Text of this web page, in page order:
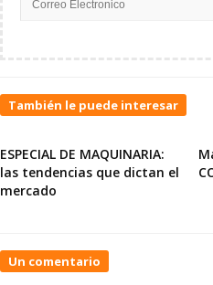
También le puede interesar
ESPECIAL DE MAQUINARIA:
las tendencias que dictan el
mercado
Un comentario